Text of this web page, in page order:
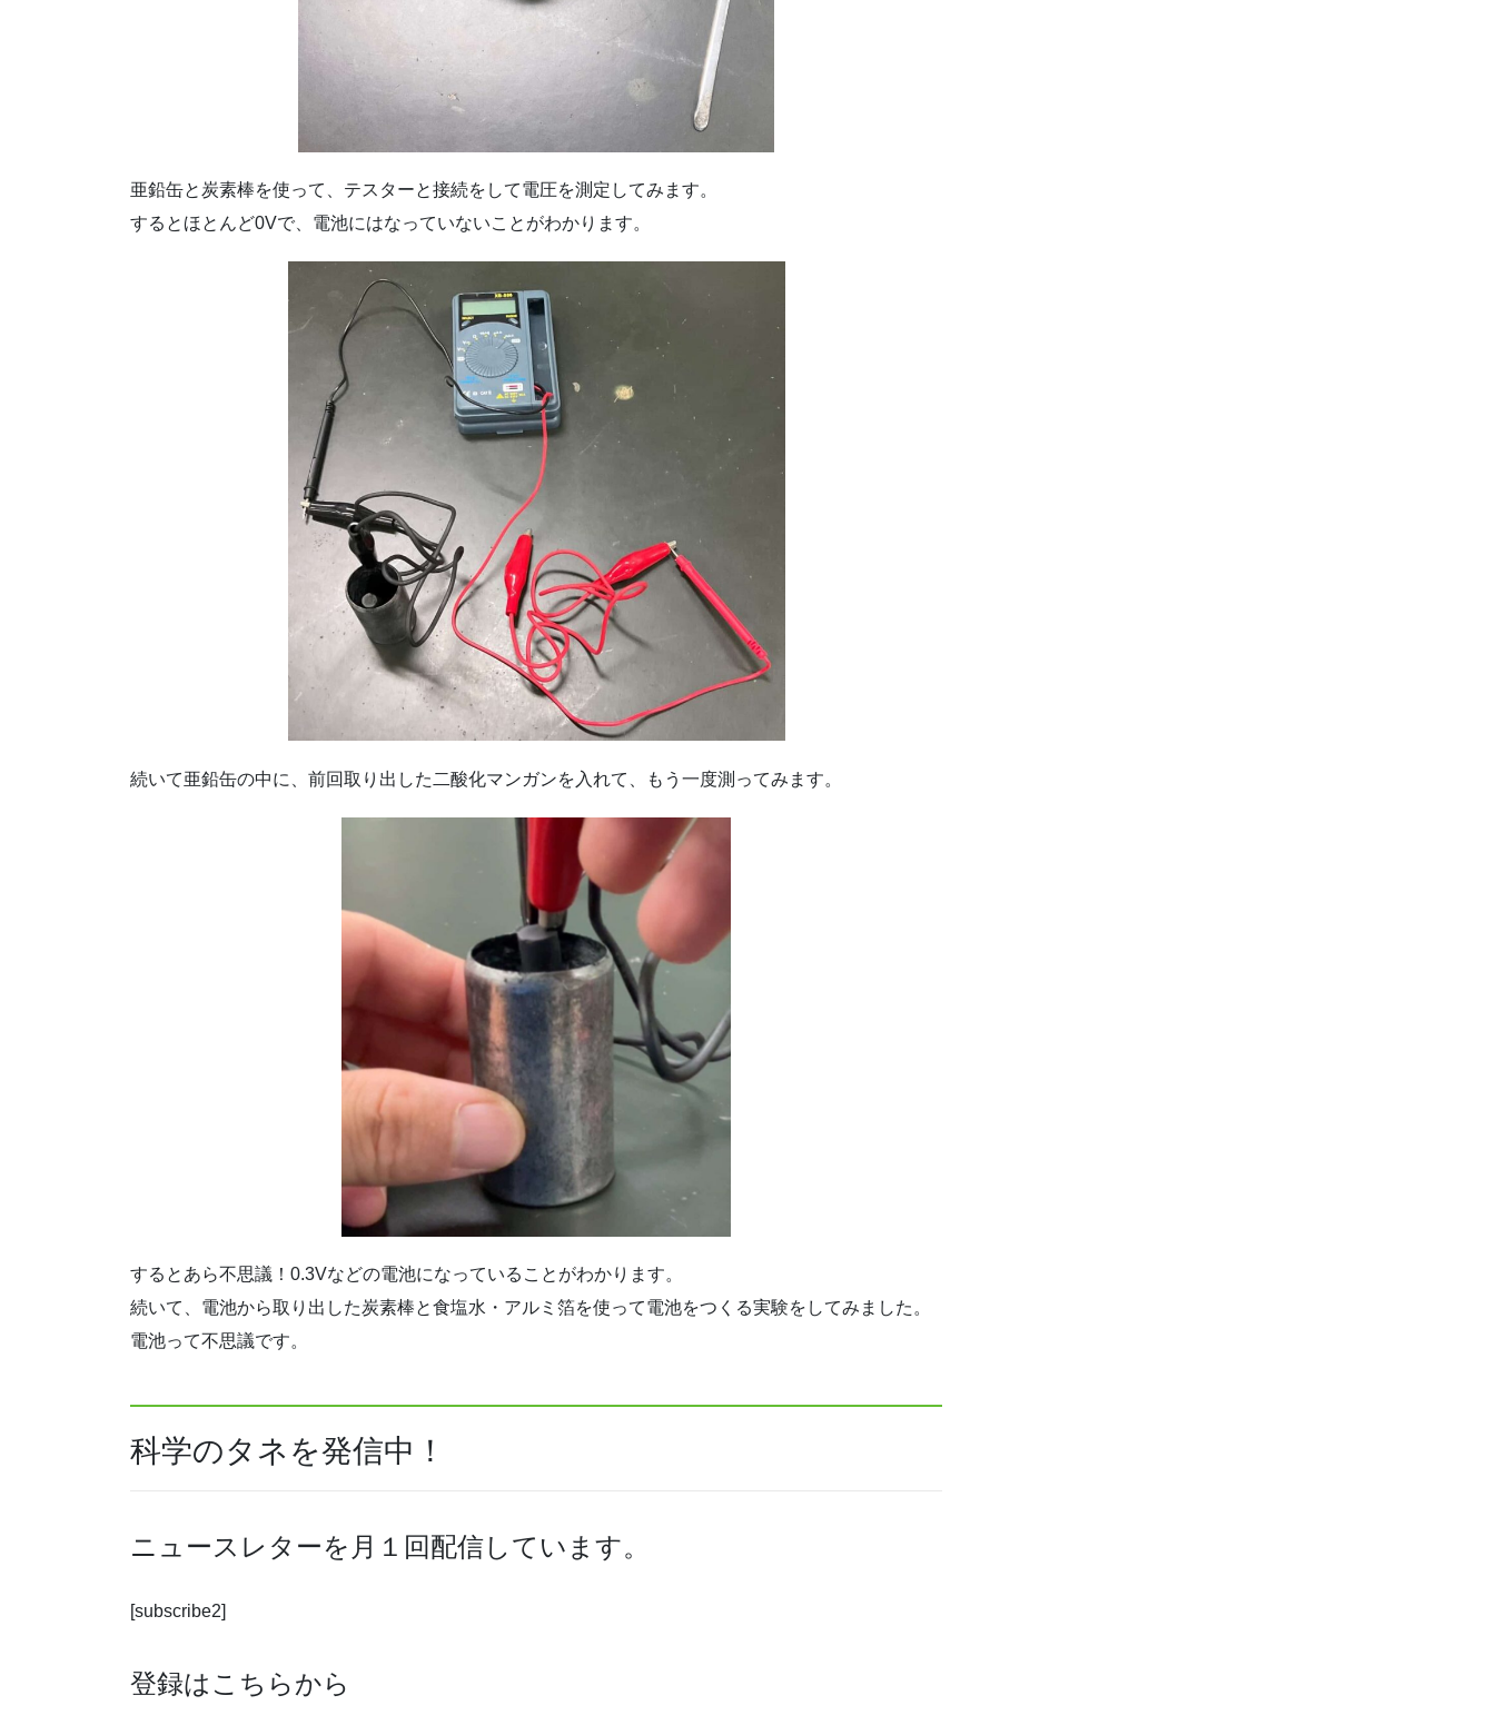
亜鉛缶と炭素棒を使って、テスターと接続をして電圧を測定してみます。
するとほとんど0Vで、電池にはなっていないことがわかります。
続いて亜鉛缶の中に、前回取り出した二酸化マンガンを入れて、もう一度測ってみます。
するとあら不思議！0.3Vなどの電池になっていることがわかります。
続いて、電池から取り出した炭素棒と食塩水・アルミ箔を使って電池をつくる実験をしてみました。
電池って不思議です。
科学のタネを発信中！
ニュースレターを月１回配信しています。
[subscribe2]
登録はこちらから